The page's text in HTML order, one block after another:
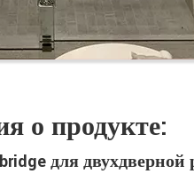
о продукте:
для